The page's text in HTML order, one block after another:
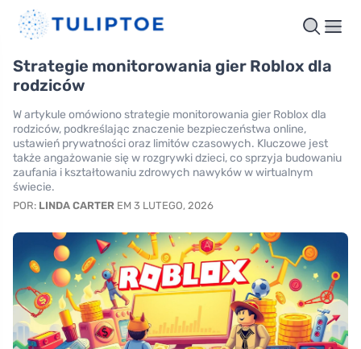
Strategie monitorowania gier Roblox dla
rodziców
W artykule omówiono strategie monitorowania gier Roblox dla
rodziców, podkreślając znaczenie bezpieczeństwa online,
ustawień prywatności oraz limitów czasowych. Kluczowe jest
także angażowanie się w rozgrywki dzieci, co sprzyja budowaniu
zaufania i kształtowaniu zdrowych nawyków w wirtualnym
świecie.
POR: LINDA CARTER EM 3 LUTEGO, 2026